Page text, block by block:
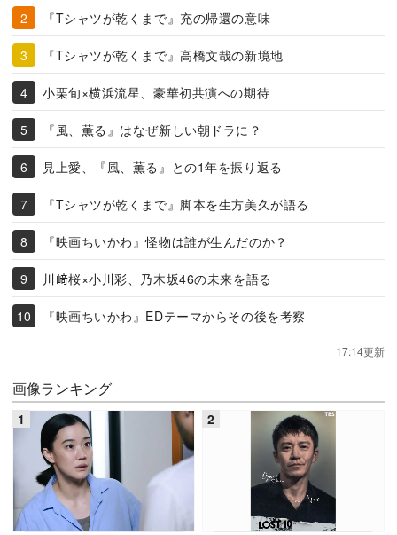
『Tシャツが乾くまで』充の帰還の意味
『Tシャツが乾くまで』高橋文哉の新境地
小栗旬×横浜流星、豪華初共演への期待
『風、薫る』はなぜ新しい朝ドラに？
見上愛、『風、薫る』との1年を振り返る
『Tシャツが乾くまで』脚本を生方美久が語る
『映画ちいかわ』怪物は誰が生んだのか？
川﨑桜×小川彩、乃木坂46の未来を語る
『映画ちいかわ』EDテーマからその後を考察
17:14更新
画像ランキング